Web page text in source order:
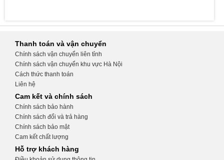
Thanh toán và vận chuyển
Chính sách vận chuyển liên tỉnh
Chính sách vận chuyển khu vực Hà Nội
Cách thức thanh toán
Liên hệ
Cam kết và chính sách
Chính sách bảo hành
Chính sách đổi và trả hàng
Chính sách bảo mật
Cam kết chất lượng
Hỗ trợ khách hàng